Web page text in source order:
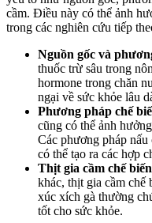
cầm. Điều này có thể ảnh
trong các nghiên cứu tiếp
Nguồn gốc và
thuốc trừ sâu trong
hormone trong chăn
ngại về sức khỏe lâu
Phương pháp chế
cũng có thể ảnh
Các phương pháp
có thể tạo ra các hợp
Thịt gia cầm chế
khác, thịt gia cầm chế
xúc xích gà thường
tốt cho sức khỏe.